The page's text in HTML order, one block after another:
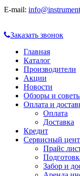
E-mail:
Заказать звонок
Главная
Каталог
Производители
Акции
Новости
Обзоры и
Оплата и
Оплата
Доставка
Кредит
Сервисный
Прайс
Забор и